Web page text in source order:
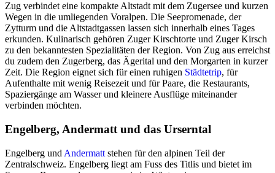
Zug verbindet eine kompakte Altstadt mit dem Zugersee und kurzen
Wegen in die umliegenden Voralpen. Die Seepromenade, der
Zytturm und die Altstadtgassen lassen sich innerhalb eines Tages
erkunden. Kulinarisch gehören Zuger Kirschtorte und Zuger Kirsch
zu den bekanntesten Spezialitäten der Region. Von Zug aus erreichst
du zudem den Zugerberg, das Ägerital und den Morgarten in kurzer
Zeit. Die Region eignet sich für einen ruhigen Städtetrip, für
Aufenthalte mit wenig Reisezeit und für Paare, die Restaurants,
Spaziergänge am Wasser und kleinere Ausflüge miteinander
verbinden möchten.
Engelberg, Andermatt und das Urserntal
Engelberg und Andermatt stehen für den alpinen Teil der
Zentralschweiz. Engelberg liegt am Fuss des Titlis und bietet im